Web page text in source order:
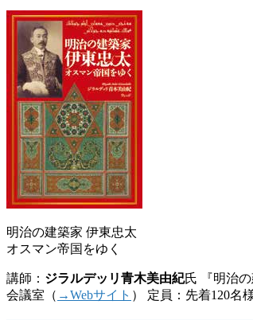
明治の建築家 伊東忠太
オスマン帝国をゆく
講師： ジラルデッリ青木美由紀氏 『明治
会議室（ →Webサイト ） 定員：先着120名